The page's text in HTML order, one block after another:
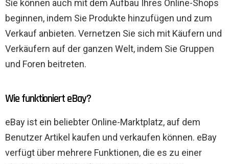
Sie können auch mit dem Aufbau Ihres Online-Shops
beginnen, indem Sie Produkte hinzufügen und zum
Verkauf anbieten. Vernetzen Sie sich mit Käufern und
Verkäufern auf der ganzen Welt, indem Sie Gruppen
und Foren beitreten.
Wie funktioniert eBay?
eBay ist ein beliebter Online-Marktplatz, auf dem
Benutzer Artikel kaufen und verkaufen können. eBay
verfügt über mehrere Funktionen, die es zu einer